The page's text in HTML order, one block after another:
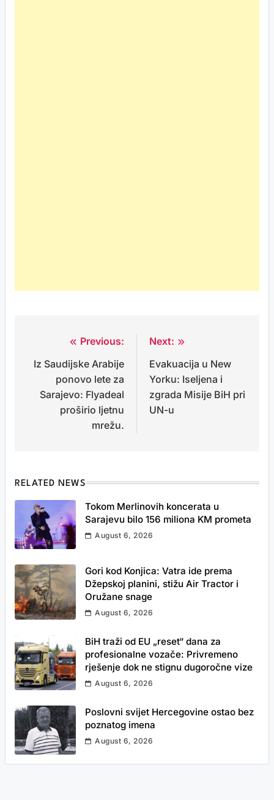
navigation
Previous:
Iz Saudijske Arabije
ponovo lete za
Sarajevo: Flyadeal
proširio ljetnu
mrežu.
Next:
Evakuacija u New
Yorku: Iseljena i
zgrada Misije BiH pri
UN-u
RELATED NEWS
Tokom Merlinovih koncerata u
Sarajevu bilo 156 miliona KM prometa
August 6, 2026
Gori kod Konjica: Vatra ide prema
Džepskoj planini, stižu Air Tractor i
Oružane snage
August 6, 2026
BiH traži od EU „reset“ dana za
profesionalne vozače: Privremeno
rješenje dok ne stignu dugoročne vize
August 6, 2026
Poslovni svijet Hercegovine ostao bez
poznatog imena
August 6, 2026